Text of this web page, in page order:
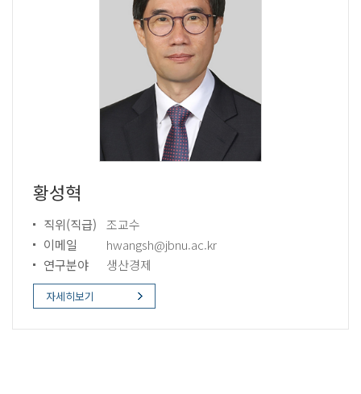
황성혁
직위(직급) 조교수
이메일
hwangsh@jbnu.ac.kr
연구분야
생산경제
자세히보기